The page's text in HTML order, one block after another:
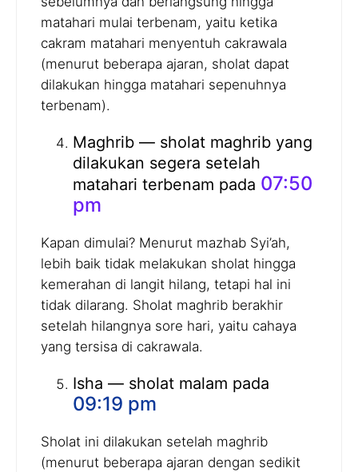
matahari mulai terbenam, yaitu ketika
cakram matahari menyentuh cakrawala
(menurut beberapa ajaran, sholat dapat
dilakukan hingga matahari sepenuhnya
terbenam).
Maghrib — sholat maghrib yang
dilakukan segera setelah
matahari terbenam pada 07:50
pm
Kapan dimulai? Menurut mazhab Syi’ah,
lebih baik tidak melakukan sholat hingga
kemerahan di langit hilang, tetapi hal ini
tidak dilarang. Sholat maghrib berakhir
setelah hilangnya sore hari, yaitu cahaya
yang tersisa di cakrawala.
Isha — sholat malam pada
09:19 pm
Sholat ini dilakukan setelah maghrib
(menurut beberapa ajaran dengan sedikit